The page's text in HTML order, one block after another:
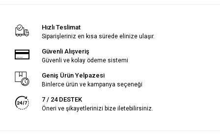
Hızlı Teslimat
Siparişleriniz en kısa sürede elinize ulaşır.
Güvenli Alışveriş
Güvenli ve kolay ödeme sistemi
Geniş Ürün Yelpazesi
Binlerce ürün ve kampanya seçeneği
7 / 24 DESTEK
Öneri ve şikayetlerinizi bize iletebilirsiniz.